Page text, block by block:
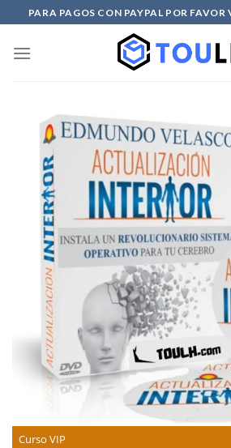
to
content
PARA PAGOS CON PAYPAL POR FAVOR
Curso VIP